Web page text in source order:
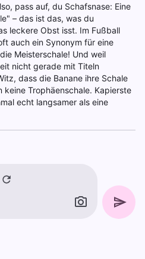
pass auf, du Schafsnase: Eine
– das ist das, was du
leckere Obst isst. Im Fußball
auch ein Synonym für eine
Meisterschale! Und weil
nicht gerade mit Titeln
dass die Banane ihre Schale
keine Trophäenschale. Kapierste
echt langsamer als eine